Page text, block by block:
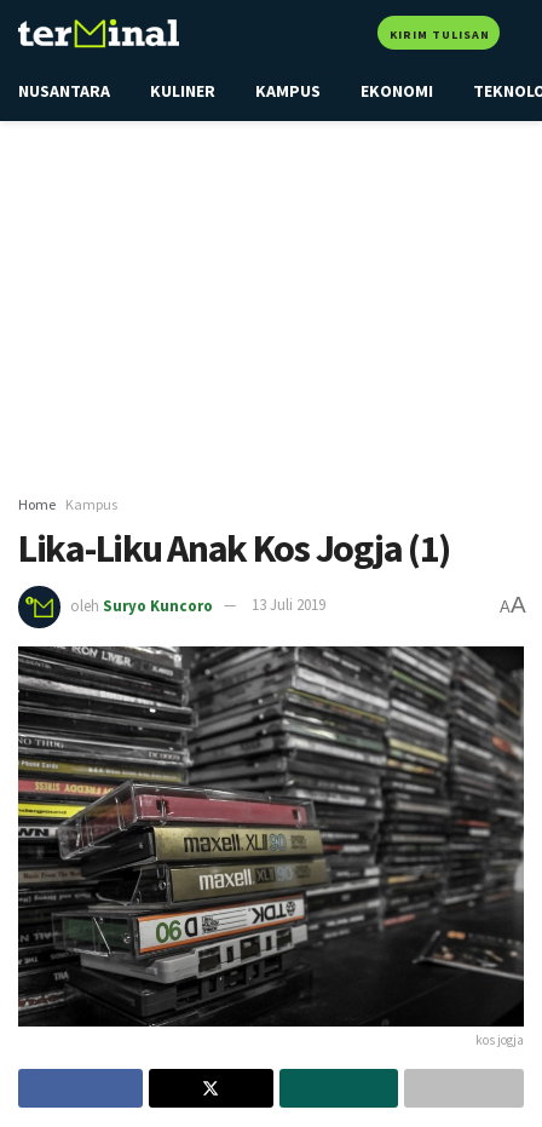
KIRIM TULISAN
NUSANTARA KULINER KAMPUS EKONOMI
Home Kampus
Lika-Liku Anak Kos Jogja (1)
oleh Suryo Kuncoro 13 Juli 2019 AA
kos jogja